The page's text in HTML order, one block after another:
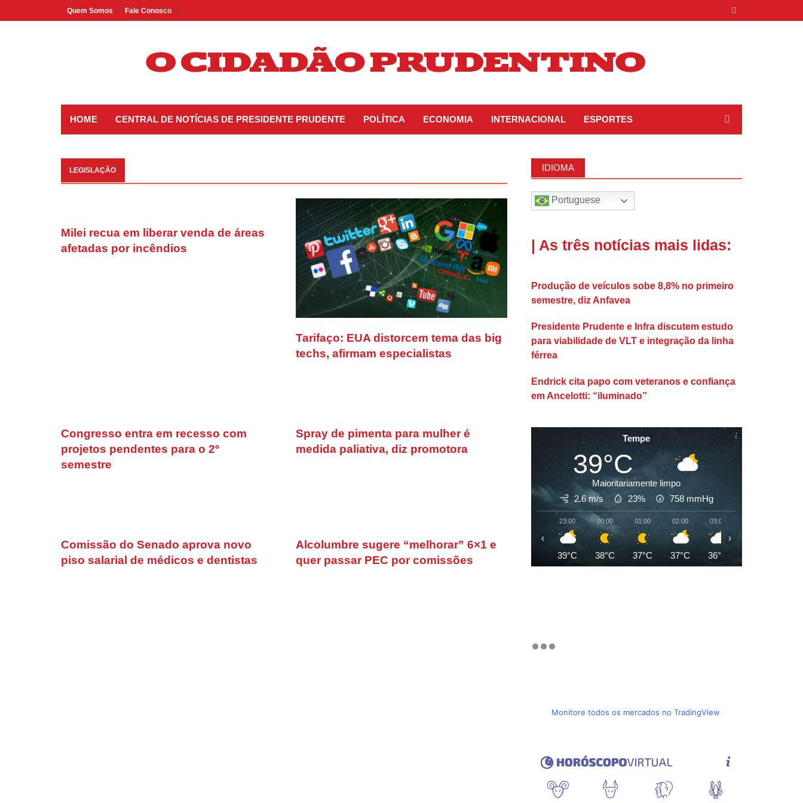
to
Quem Somos Fale Conosco
HOME CENTRAL DE NOTÍCIAS DE PRESIDENTE PRUDENTE POLÍTICA ECONOMIA INTERNACIONAL ESPORTES
LEGISLAÇÃO
Milei recua em liberar venda de áreas
afetadas por incêndios
Tarifaço: EUA distorcem tema das big
techs, afirmam especialistas
Congresso entra em recesso com
projetos pendentes para o 2º
semestre
Spray de pimenta para mulher é
medida paliativa, diz promotora
Comissão do Senado aprova novo
piso salarial de médicos e dentistas
Alcolumbre sugere “melhorar” 6×1 e
quer passar PEC por comissões
IDIOMA
Portuguese
| As três notícias mais lidas:
Produção de veículos sobe 8,8% no primeiro
semestre, diz Anfavea
Presidente Prudente e Infra discutem estudo
para viabilidade de VLT e integração da linha
férrea
Endrick cita papo com veteranos e confiança
em Ancelotti: “iluminado”
Tempe
39°C
Maioritariamente limpo
2.6 m/s
23% 758 mmHg
23:00
39°C
00:00
38°C
01:00
37°C
02:00
37°C
03:00
36°C
‹ ›
Monitore todos os mercados no TradingView